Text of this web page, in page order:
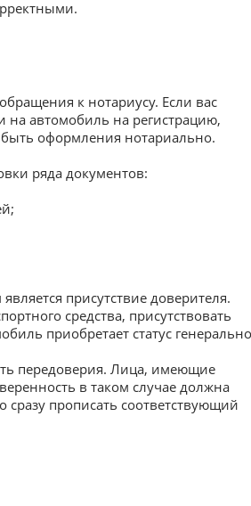
к нотариусу. Если вас
на автомобиль на регистрацию,
оформления нотариально.
ряда документов:
присутствие доверителя.
средства, присутствовать
приобретает статус
передоверия. Лица, имеющие
в таком случае должна
прописать соответствующий